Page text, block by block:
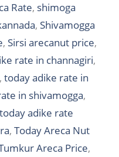
Rate, shimoga
, Shivamogga
, Sirsi arecanut price,
rate in channagiri,
, today adike rate in
in shivamogga,
today adike rate
, Today Areca Nut
Areca Price,